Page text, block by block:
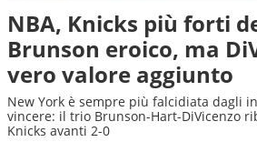
NBA, Knicks più forti
Brunson eroico, ma
vero valore aggiunto
New York è sempre più falcidiata dagli
vincere: il trio Brunson-Hart-DiVicenzo
Knicks avanti 2-0